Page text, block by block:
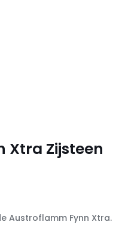
Xtra Zijsteen
Austroflamm Fynn Xtra.